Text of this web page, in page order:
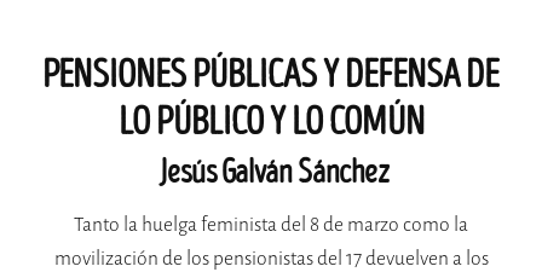
PENSIONES PÚBLICAS Y DEFENSA DE
LO PÚBLICO Y LO COMÚN
Jesús Galván Sánchez
Tanto la huelga feminista del 8 de marzo como la
movilización de los pensionistas del 17 devuelven a los